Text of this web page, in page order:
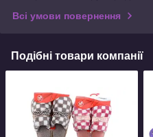
Всі умови повернення
Подібні товари компанії